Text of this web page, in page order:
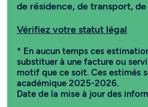
de résidence, de transport,
Vérifiez votre statut légal
* En aucun temps ces
substituer à une facture ou
motif que ce soit. Ces estimés
académique 2025-2026.
Date de la mise à jour des